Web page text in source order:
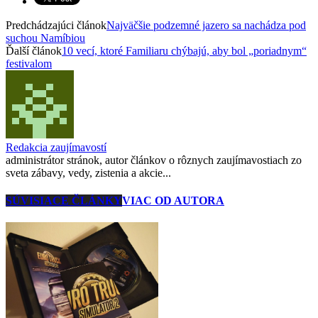
Predchádzajúci článokNajväčšie podzemné jazero sa nachádza pod
suchou Namíbiou
Ďalší článok10 vecí, ktoré Familiaru chýbajú, aby bol „poriadnym“
festivalom
Redakcia zaujímavostí
administrátor stránok, autor článkov o rôznych zaujímavostiach zo
sveta zábavy, vedy, zistenia a akcie...
SÚVISIACE ČLÁNKYVIAC OD AUTORA